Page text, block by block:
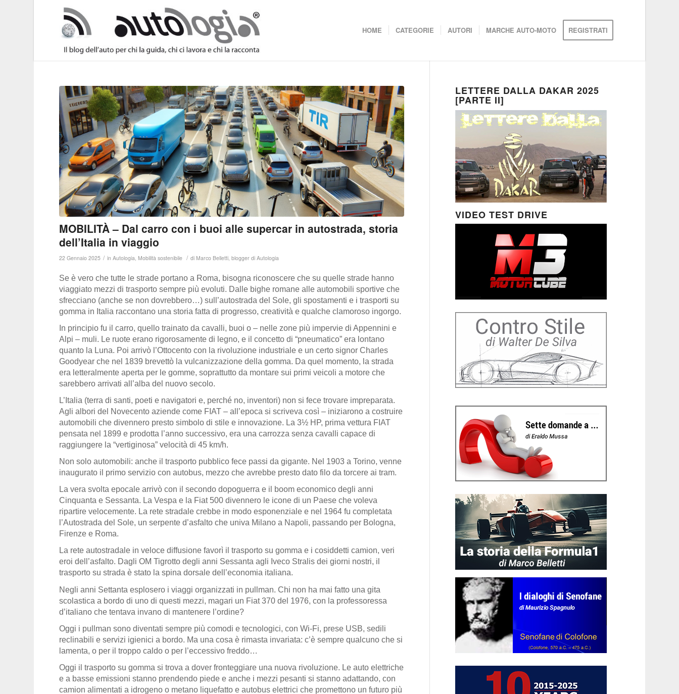
HOME CATEGORIE AUTORI MARCHE AUTO-MOTO REGISTRATI
MOBILITÀ – Dal carro con i buoi alle supercar in autostrada, storia
dell’Italia in viaggio
22 Gennaio 2025 / inAutologia,Mobilità sostenibile / diMarco Belletti, blogger di Autologia
Se è vero che tutte le strade portano a Roma, bisogna riconoscere che su quelle strade hanno
viaggiato mezzi di trasporto sempre più evoluti. Dalle bighe romane alle automobili sportive che
sfrecciano (anche se non dovrebbero…) sull’autostrada del Sole, gli spostamenti e i trasporti su
gomma in Italia raccontano una storia fatta di progresso, creatività e qualche clamoroso ingorgo.
In principio fu il carro, quello trainato da cavalli, buoi o – nelle zone più impervie di Appennini e
Alpi – muli. Le ruote erano rigorosamente di legno, e il concetto di “pneumatico” era lontano
quanto la Luna. Poi arrivò l’Ottocento con la rivoluzione industriale e un certo signor Charles
Goodyear che nel 1839 brevettò la vulcanizzazione della gomma. Da quel momento, la strada
era letteralmente aperta per le gomme, soprattutto da montare sui primi veicoli a motore che
sarebbero arrivati all’alba del nuovo secolo.
L’Italia (terra di santi, poeti e navigatori e, perché no, inventori) non si fece trovare impreparata.
Agli albori del Novecento aziende come FIAT – all’epoca si scriveva così – iniziarono a costruire
automobili che divennero presto simbolo di stile e innovazione. La 3½ HP, prima vettura FIAT
pensata nel 1899 e prodotta l’anno successivo, era una carrozza senza cavalli capace di
raggiungere la “vertiginosa” velocità di 45 km/h.
Non solo automobili: anche il trasporto pubblico fece passi da gigante. Nel 1903 a Torino, venne
inaugurato il primo servizio con autobus, mezzo che avrebbe presto dato filo da torcere ai tram.
La vera svolta epocale arrivò con il secondo dopoguerra e il boom economico degli anni
Cinquanta e Sessanta. La Vespa e la Fiat 500 divennero le icone di un Paese che voleva
ripartire velocemente. La rete stradale crebbe in modo esponenziale e nel 1964 fu completata
l’Autostrada del Sole, un serpente d’asfalto che univa Milano a Napoli, passando per Bologna,
Firenze e Roma.
La rete autostradale in veloce diffusione favorì iltrasporto su gomma e i cosiddetti camion, veri
eroi dell’asfalto. Dagli OM Tigrotto degli anni Sessanta agli Iveco Stralis dei giorni nostri, il
trasporto su strada è stato la spina dorsale dell’economia italiana.
Negli anni Settanta esplosero i viaggi organizzati in pullman. Chi non ha mai fatto una gita
scolastica a bordo di uno di questi mezzi, magari un Fiat 370 del 1976, con la professoressa
d’italiano che tentava invano di mantenere l’ordine?
Oggi i pullman sono diventati sempre più comodi e tecnologici, con Wi-Fi, prese USB, sedili
reclinabili e servizi igienici a bordo. Ma una cosa è rimasta invariata: c’è sempre qualcuno che si
lamenta, o per il troppo caldo o per l’eccessivo freddo…
Oggi il trasporto su gomma si trova a dover fronteggiare una nuova rivoluzione. Le auto elettriche
e a basse emissioni stanno prendendo piede e anche i mezzi pesanti si stanno adattando, con
camion alimentati a idrogeno o metano liquefatto e autobus elettrici che promettono un futuro più
LETTERE DALLA DAKAR 2025
[PARTE II]
VIDEO TEST DRIVE